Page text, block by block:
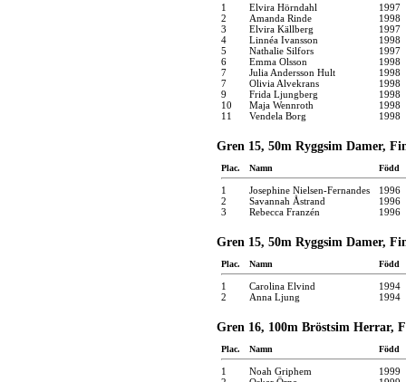
1 Elvira Hörndahl
1997
2
Amanda Rinde
1998
3
Elvira Källberg
1997
4
Linnéa Ivansson
1998
5
Nathalie Silfors
1997
6
Emma Olsson
1998
7
Julia Andersson Hult
1998
7
Olivia Alvekrans
1998
9
Frida Ljungberg
1998
10
Maja Wennroth
1998
11
Vendela Borg 1998
Gren 15, 50m Ryggsim Damer,
Plac. Namn Född
1 Josephine Nielsen-Fernandes
1996
2
Savannah Åstrand
1996
3
Rebecca Franzén 1996
Gren 15, 50m Ryggsim Damer,
Plac. Namn Född
1 Carolina Elvind
1994
2
Anna Ljung 1994
Gren 16, 100m Bröstsim Herrar,
Plac. Namn Född
1 Noah Griphem
1999